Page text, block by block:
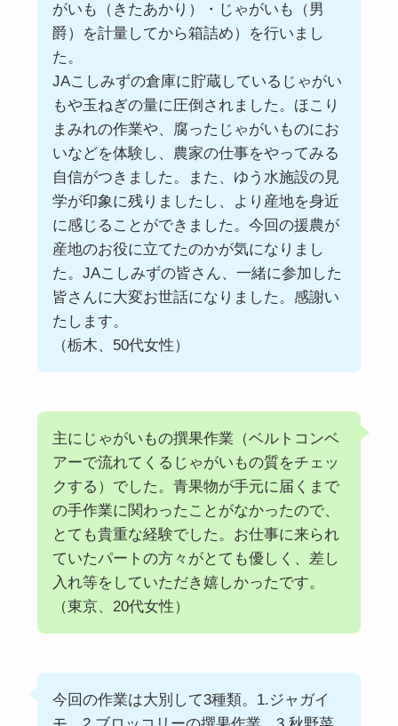
がいも（きたあかり）・じゃがいも（男
爵）を計量してから箱詰め）を行いまし
た。
JAこしみずの倉庫に貯蔵しているじゃがい
もや玉ねぎの量に圧倒されました。ほこり
まみれの作業や、腐ったじゃがいものにお
いなどを体験し、農家の仕事をやってみる
自信がつきました。また、ゆう水施設の見
学が印象に残りましたし、より産地を身近
に感じることができました。今回の援農が
産地のお役に立てたのかが気になりまし
た。JAこしみずの皆さん、一緒に参加した
皆さんに大変お世話になりました。感謝い
たします。
（栃木、50代女性）
主にじゃがいもの撰果作業（ベルトコンベ
アーで流れてくるじゃがいもの質をチェッ
クする）でした。青果物が手元に届くまで
の手作業に関わったことがなかったので、
とても貴重な経験でした。お仕事に来られ
ていたパートの方々がとても優しく、差し
入れ等をしていただき嬉しかったです。
（東京、20代女性）
今回の作業は大別して3種類。1.ジャガイ